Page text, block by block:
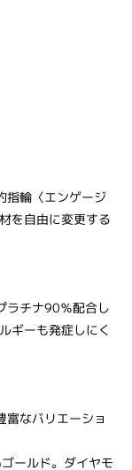
指輪〈エンゲージ
を自由に変更する
ラチナ90％配合し
ギーも発症しにく
富なバリエーショ
ールド。ダイヤモ